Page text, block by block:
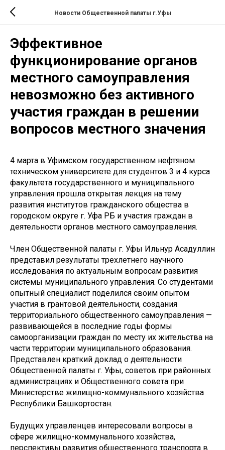
Новости Общественной палаты г.Уфы
Эффективное
функционирование органов
местного самоуправления
невозможно без активного
участия граждан в решении
вопросов местного значения
4 марта в Уфимском государственном нефтяном
техническом университете для студентов 3 и 4 курса
факультета государственного и муниципального
управления прошла открытая лекция на тему
развития институтов гражданского общества в
городском округе г. Уфа РБ и участия граждан в
деятельности органов местного самоуправления.
Член Общественной палаты г. Уфы Ильнур Асадуллин
представил результаты трехлетнего научного
исследования по актуальным вопросам развития
системы муниципального управления. Со студентами
опытный специалист поделился своим опытом
участия в грантовой деятельности, создания
территориального общественного самоуправления —
развивающейся в последние годы формы
самоорганизации граждан по месту их жительства на
части территории муниципального образования.
Представлен краткий доклад о деятельности
Общественной палаты г. Уфы, советов при районных
администрациях и Общественного совета при
Министерстве жилищно-коммунального хозяйства
Республики Башкортостан.
Будущих управленцев интересовали вопросы в
сфере жилищно-коммунального хозяйства,
перспективы развития общественного транспорта в